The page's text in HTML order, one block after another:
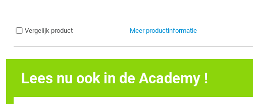
Vergelijk product Meer productinformatie
Lees nu ook in de Academy !